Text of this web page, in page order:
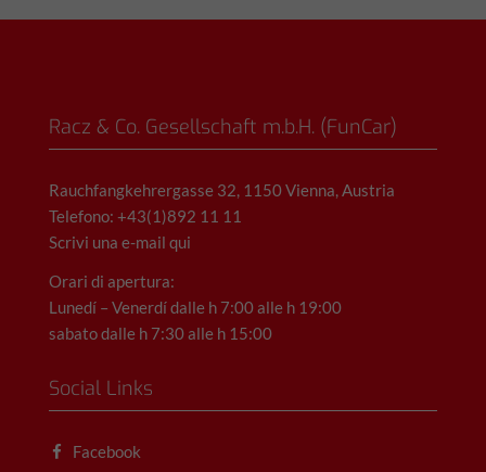
Racz & Co. Gesellschaft m.b.H. (FunCar)
Rauchfangkehrergasse 32, 1150 Vienna, Austria
Telefono: +43(1)892 11 11
Scrivi una e-mail qui
Orari di apertura:
Lunedí – Venerdí dalle h 7:00 alle h 19:00
sabato dalle h 7:30 alle h 15:00
Social Links
Facebook